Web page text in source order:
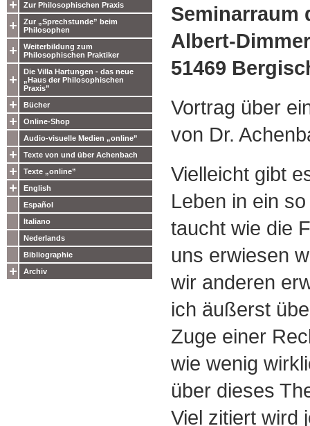
Zur Philosophischen Praxis
Zur „Sprechstunde” beim
Philosophen
Weiterbildung zum
Philosophischen Praktiker
Die Villa Hartungen - das neue
„Haus der Philosophischen
Praxis”
Bücher
Online-Shop
Audio-visuelle Medien „online”
Texte von und über Achenbach
Texte „online”
English
Español
Italiano
Nederlands
Bibliographie
Archiv
Seminarraum
Albert-
51469
Vortrag über
von Dr.
Vielleicht gibt
Leben in ein
taucht wie die
uns erwiesen
wir anderen
ich äußerst
Zuge einer
wie wenig
über dieses
Viel zitiert wird